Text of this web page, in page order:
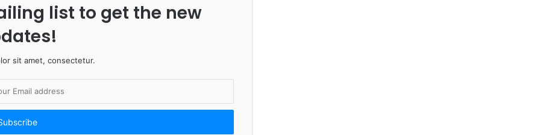
list to get the new
sit amet, consectetur.